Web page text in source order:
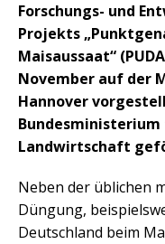
Forschungs- und
Projekts
Maisaussaat“
November auf der
Hannover
Bundesministerium
Landwirtschaft
Neben der üblichen
Düngung,
Deutschland beim